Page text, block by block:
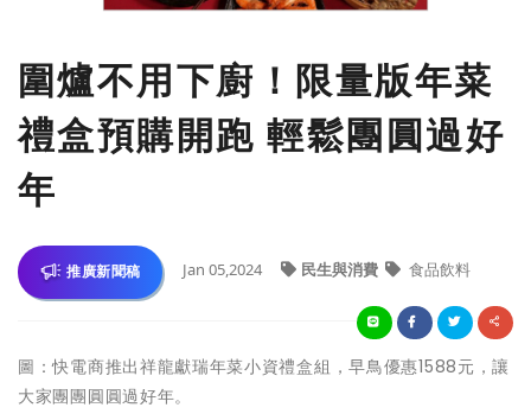
圍爐不用下廚！限量版年菜
禮盒預購開跑 輕鬆團圓過好
年
推廣新聞稿 Jan 05,2024 民生與消費 食品飲料
圖：快電商推出祥龍獻瑞年菜小資禮盒組，早鳥優惠1588元，讓
大家團團圓圓過好年。